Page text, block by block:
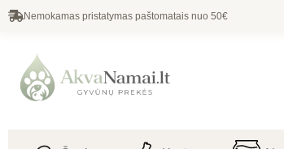
Nemokamas pristatymas paštomatais nuo 50€